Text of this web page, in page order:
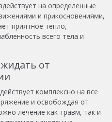
на определенные
и прикосновениями,
приятное тепло,
всего тела и
от
комплексно на все
и освобождая от
лечение как травм, так и